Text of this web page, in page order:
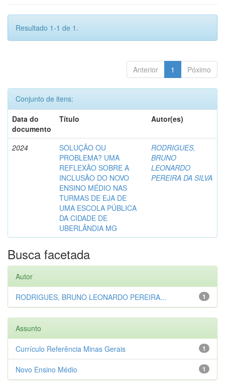
Resultado 1-1 de 1.
Anterior 1 Póximo
Conjunto de itens:
Data do
documento
Título Autor(es)
2024
SOLUÇÃO OU
PROBLEMA? UMA
REFLEXÃO SOBRE A
INCLUSÃO DO NOVO
ENSINO MÉDIO NAS
TURMAS DE EJA DE
UMA ESCOLA PÚBLICA
DA CIDADE DE
UBERLÂNDIA MG
RODRIGUES,
BRUNO
LEONARDO
PEREIRA DA SILVA
Busca facetada
Autor
1
RODRIGUES, BRUNO LEONARDO PEREIRA...
Assunto
1
Currículo Referência Minas Gerais
1
Novo Ensino Médio